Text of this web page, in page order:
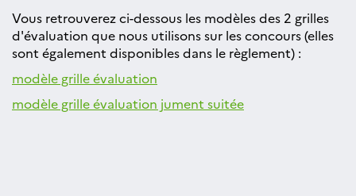
Vous retrouverez ci-dessous les modèles des 2 grilles
d'évaluation que nous utilisons sur les concours (elles
sont également disponibles dans le règlement) :
modèle grille évaluation
modèle grille évaluation jument suitée